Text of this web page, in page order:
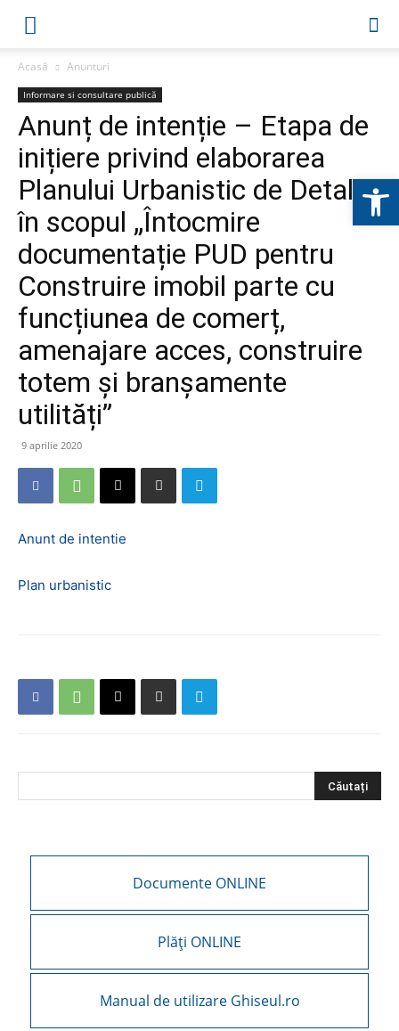
Acasă Anunturi
Informare si consultare publică
Anunț de intenție – Etapa de
inițiere privind elaborarea
Planului Urbanistic de Detaliu
în scopul „Întocmire
documentație PUD pentru
Construire imobil parte cu
funcțiunea de comerț,
amenajare acces, construire
totem și branșamente
utilități”
9 aprilie 2020
Anunt de intentie
Plan urbanistic
Documente ONLINE
Plăți ONLINE
Manual de utilizare Ghiseul.ro